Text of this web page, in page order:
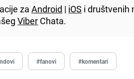
zaAndroid | iOS i društvenih
Viber Chata.
#fanovi #komentari